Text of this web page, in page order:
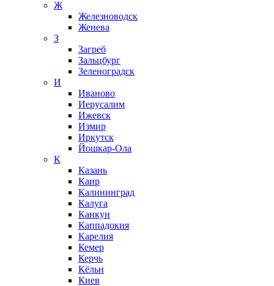
Ж
Железноводск
Женева
З
Загреб
Зальцбург
Зеленоградск
И
Иваново
Иерусалим
Ижевск
Измир
Иркутск
Йошкар-Ола
К
Казань
Каир
Калининград
Калуга
Канкун
Каппадокия
Карелия
Кемер
Керчь
Кёльн
Киев